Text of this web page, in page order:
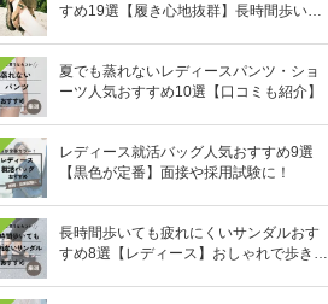
すめ19選【履き心地抜群】長時間歩いて
夏でも蒸れないレディースパンツ・ショ
ーツ人気おすすめ10選【口コミも紹介】
レディース就活バッグ人気おすすめ9選
【黒色が定番】面接や採用試験に！
長時間歩いても疲れにくいサンダルおす
すめ8選【レディース】おしゃれで歩きや